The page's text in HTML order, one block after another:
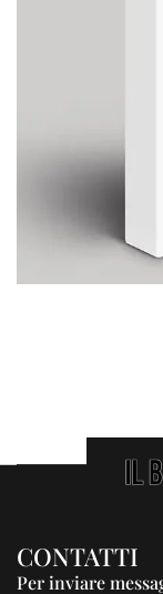
CONTATTI
Per inviare